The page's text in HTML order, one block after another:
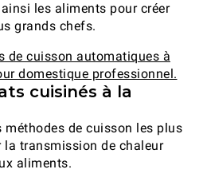
les aliments pour créer
grands chefs.
de cuisson automatiques à
domestique professionnel.
cuisinés à la
méthodes de cuisson les plus
la transmission de chaleur
aliments.